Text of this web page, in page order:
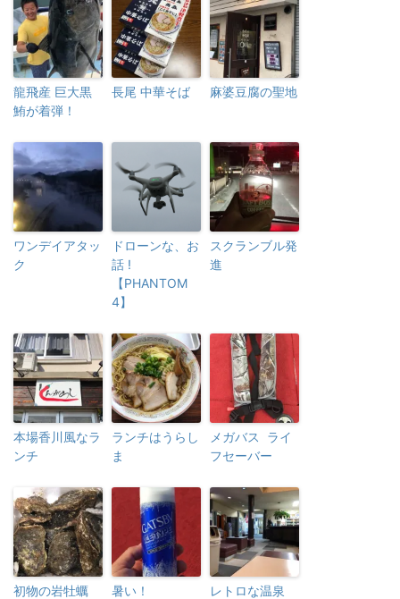
龍飛産 巨大黒
鮪が着弾！
長尾 中華そば 麻婆豆腐の聖地
ワンデイアタッ
ク
ドローンな、お
話 !
【PHANTOM
4】
スクランブル発
進
本場香川風なラ
ンチ
ランチはうらし
ま
メガバス ライ
フセーバー
初物の岩牡蠣 暑い！ レトロな温泉